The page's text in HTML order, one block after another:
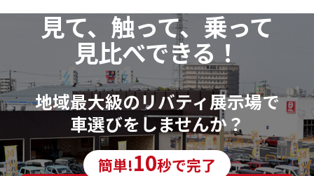
見て、触って、乗って
見比べできる！
地域最大級のリバティ展示場で
車選びをしませんか？
簡単!10秒で完了